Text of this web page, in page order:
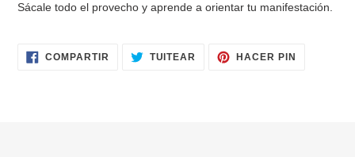
Sácale todo el provecho y aprende a orientar tu manifestación.
COMPARTIR COMPARTIRTUITEAR TUITEARHACER PIN